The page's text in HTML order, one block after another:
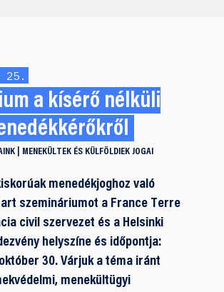
25.
a kísérő nélküli
MENEKÜLTEK ÉS KÜLFÖLDIEK JOGAI
menedékjoghoz való
szemináriumot a France Terre
civil szervezet és a Helsinki
helyszíne és időpontja:
30. Várjuk a téma iránt
menekültügyi